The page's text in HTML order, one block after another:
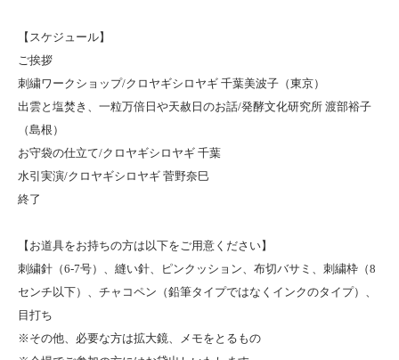
【スケジュール】
ご挨拶
刺繍ワークショップ/クロヤギシロヤギ 千葉美波子（東京）
出雲と塩焚き、一粒万倍日や天赦日のお話/発酵文化研究所 渡部裕子
（島根）
お守袋の仕立て/クロヤギシロヤギ 千葉
水引実演/クロヤギシロヤギ 菅野奈巳
終了
【お道具をお持ちの方は以下をご用意ください】
刺繍針（6-7号）、縫い針、ピンクッション、布切バサミ、刺繍枠（8
センチ以下）、チャコペン（鉛筆タイプではなくインクのタイプ）、
目打ち
※その他、必要な方は拡大鏡、メモをとるもの